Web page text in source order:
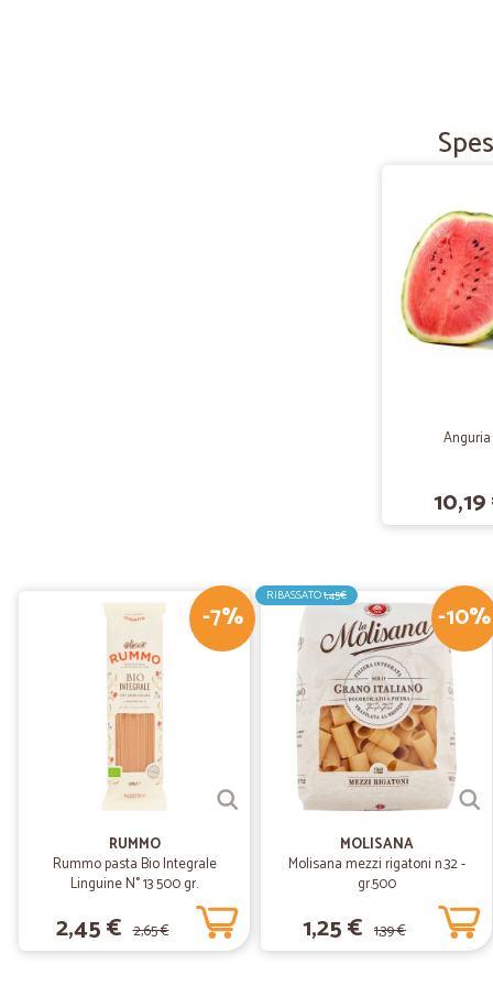
Anguria
-7%
RUMMO
Rummo pasta Bio Integrale
Linguine N° 13 500 gr.
2,45 € 2,65 €
-10%
RIBASSATO1,45€
MOLISANA
Molisana mezzi rigatoni n.32 -
gr.500
1,25 € 1,39 €